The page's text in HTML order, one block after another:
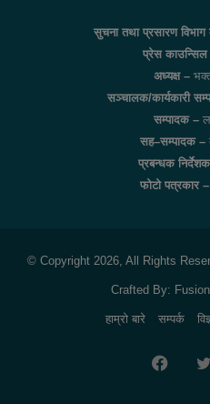
सुचना तथा प्रसारण विभाग
प्रेस काउन्सिल
अध्यक्ष –
सञ्चालक/कार्यकारी
सम्पादक –
सह–सम्पादक –
प्रबन्धक
फोटो पत्रकार –
© Copyright 2026, All Rights
Crafted By:
हाम्रो बारे सम्पर्क